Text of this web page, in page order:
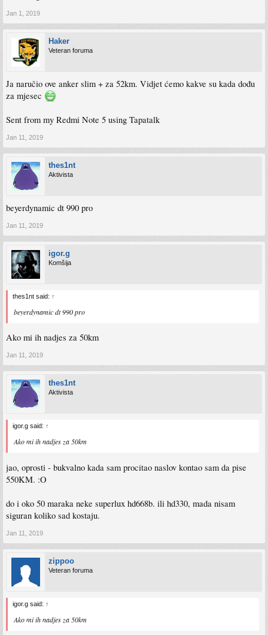
Jan 1, 2019
Haker
Veteran foruma
Ja naručio ove anker slim + za 52km. Vidjet ćemo kakve su kada dođu
za mjesec
Sent from my Redmi Note 5 using Tapatalk
Jan 11, 2019
thes1nt
Aktivista
beyerdynamic dt 990 pro
Jan 11, 2019
igor.g
Komšija
thes1nt said: ↑
beyerdynamic dt 990 pro
Ako mi ih nadjes za 50km
Jan 11, 2019
thes1nt
Aktivista
igor.g said: ↑
Ako mi ih nadjes za 50km
jao, oprosti - bukvalno kada sam procitao naslov kontao sam da pise
550KM. :O
do i oko 50 maraka neke superlux hd668b. ili hd330, mada nisam
siguran koliko sad kostaju.
Jan 11, 2019
zippoo
Veteran foruma
igor.g said: ↑
Ako mi ih nadjes za 50km